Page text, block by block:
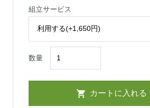
組立サービス
数量